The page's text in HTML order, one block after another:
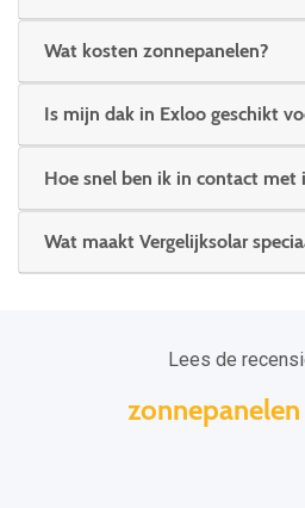
Wat kosten zonnepanelen?
Is mijn dak in Exloo geschikt
Hoe snel ben ik in contact met
Wat maakt Vergelijksolar
Lees de